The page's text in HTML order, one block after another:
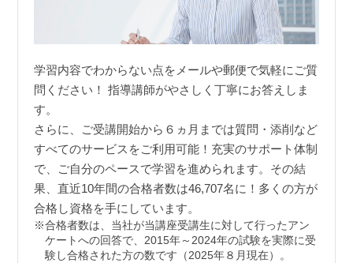
学習内容でわからない点をメールや郵便で気軽にご質
問ください！ 指導講師がやさしく丁寧にお答えしま
す。
さらに、ご受講開始から６ヵ月までは質問・添削など
すべてのサービスをご利用可能！充実のサポート体制
で、ご自分のペースで学習を進められます。その結
果、直近10年間の合格者数は46,707名に！多くの方が
合格し資格を手にしています。
合格者数は、当社が当講座受講生に対して行ったアン
ケートへの回答で、2015年～2024年の試験を実際に受
験し合格された方の数です（2025年８月現在）。